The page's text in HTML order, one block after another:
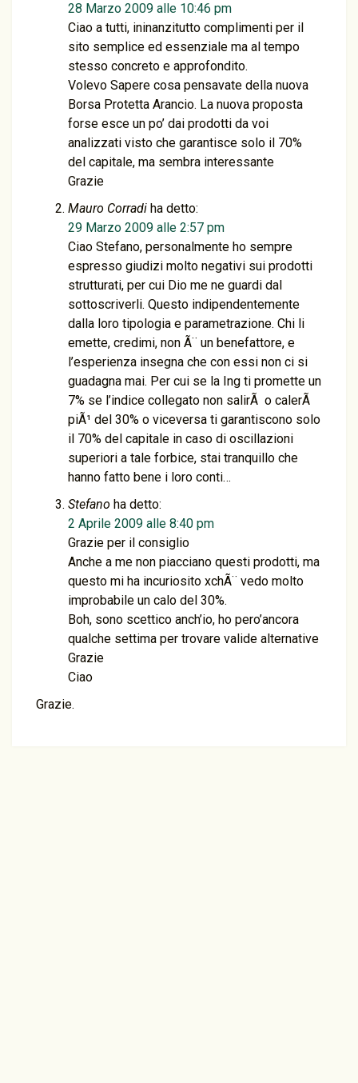
28 Marzo 2009 alle 10:46 pm
Ciao a tutti, ininanzitutto complimenti per il
sito semplice ed essenziale ma al tempo
stesso concreto e approfondito.
Volevo Sapere cosa pensavate della nuova
Borsa Protetta Arancio. La nuova proposta
forse esce un po’ dai prodotti da voi
analizzati visto che garantisce solo il 70%
del capitale, ma sembra interessante
Grazie
Mauro Corradi ha detto:
29 Marzo 2009 alle 2:57 pm
Ciao Stefano, personalmente ho sempre
espresso giudizi molto negativi sui prodotti
strutturati, per cui Dio me ne guardi dal
sottoscriverli. Questo indipendentemente
dalla loro tipologia e parametrazione. Chi li
emette, credimi, non Ã¨ un benefattore, e
l’esperienza insegna che con essi non ci si
guadagna mai. Per cui se la Ing ti promette un
7% se l’indice collegato non salirÃ o calerÃ
piÃ¹ del 30% o viceversa ti garantiscono solo
il 70% del capitale in caso di oscillazioni
superiori a tale forbice, stai tranquillo che
hanno fatto bene i loro conti…
Stefano ha detto:
2 Aprile 2009 alle 8:40 pm
Grazie per il consiglio
Anche a me non piacciano questi prodotti, ma
questo mi ha incuriosito xchÃ¨ vedo molto
improbabile un calo del 30%.
Boh, sono scettico anch’io, ho pero’ancora
qualche settima per trovare valide alternative
Grazie
Ciao
Grazie.